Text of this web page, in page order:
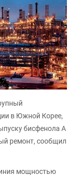
в Южной Корее,
бисфенола А
ремонт, сообщил
мощностью